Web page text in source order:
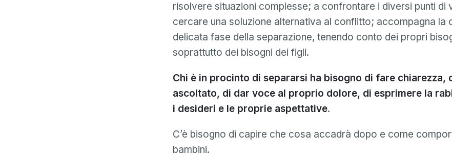
risolvere situazioni complesse; a confrontare i diversi punti di
cercare una soluzione alternativa al conflitto; accompagna la
delicata fase della separazione, tenendo conto dei propri
soprattutto dei bisogni dei figli.
Chi è in procinto di separarsi ha bisogno di fare chiarezza,
ascoltato, di dar voce al proprio dolore, di esprimere la
i desideri e le proprie aspettative.
C’è bisogno di capire che cosa accadrà dopo e come
bambini.